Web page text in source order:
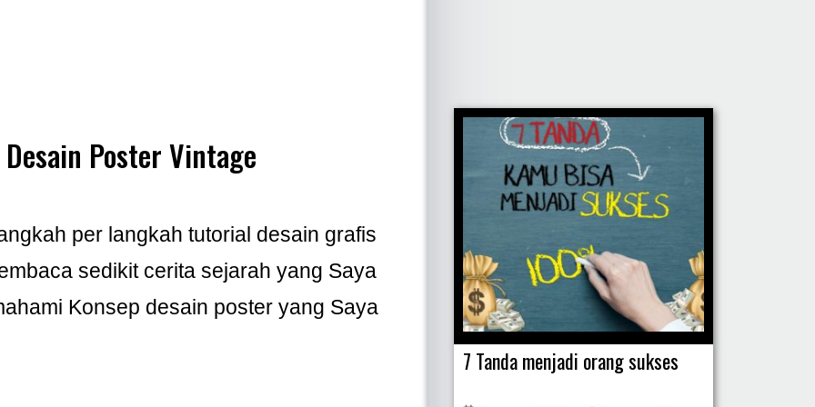
Poster Vintage
per langkah tutorial desain grafis
sedikit cerita sejarah yang Saya
Konsep desain poster yang Saya
7 Tanda menjadi orang sukses